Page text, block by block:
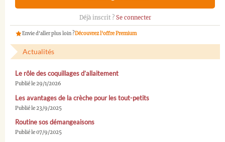
Déjà inscrit ? Se connecter
Envie d'aller plus loin ?Découvrez l'offre Premium
Actualités
Le rôle des coquillages d’allaitement
Publié le 29/1/2026
Les avantages de la crèche pour les tout-petits
Publié le 23/9/2025
Routine sos démangeaisons
Publié le 07/9/2025